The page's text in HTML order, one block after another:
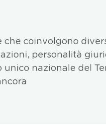
coinvolgono
personalità
nazionale del